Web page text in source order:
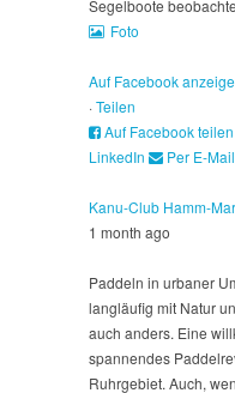
Segelboote
Foto
Auf Facebook
·Teilen
Auf Facebook teilen
LinkedIn
Per E-
Kanu-Club Hamm-
1 month ago
Paddeln in urbaner
langläufig mit Natur
auch anders. Eine
spannendes
Ruhrgebiet. Auch,